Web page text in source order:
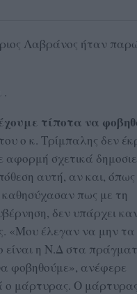
Λαβράνος ήταν
.
τίποτα να
ο κ. Τρίμπαλης δεν
αφορμή σχετικά
αυτή, αν και, όπως
καθησύχασαν πως με τη
δεν υπάρχει
«Μου έλεγαν να μην
είναι η Ν.Δ στα
φοβηθούμε», ανέφερε
ο μάρτυρας. Ο μάρτυρας